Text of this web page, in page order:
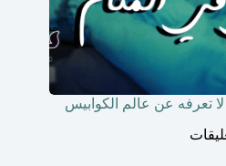
تعرفه عن عالم الكوابيس